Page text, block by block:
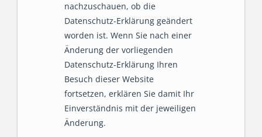
nachzuschauen, ob die
Datenschutz-Erklärung geändert
worden ist. Wenn Sie nach einer
Änderung der vorliegenden
Datenschutz-Erklärung Ihren
Besuch dieser Website
fortsetzen, erklären Sie damit Ihr
Einverständnis mit der jeweiligen
Änderung.